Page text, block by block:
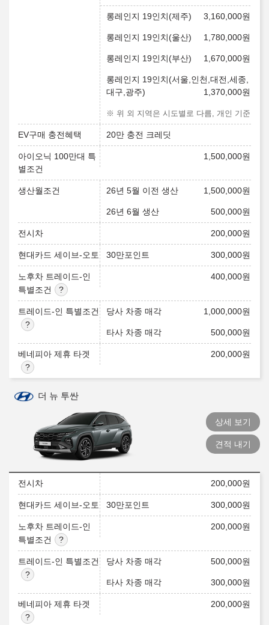
롱레인지 19인치(제주) 3,160,000원
롱레인지 19인치(울산) 1,780,000원
롱레인지 19인치(부산) 1,670,000원
롱레인지 19인치(서울,인천,대전,세종,
대구,광주)
1,370,000원
※ 위 외 지역은 시도별로 다름, 개인 기준
EV구매 충전혜택 20만 충전 크레딧
아이오닉 100만대 특
별조건
1,500,000원
생산월조건 26년 5월 이전 생산 1,500,000원
26년 6월 생산 500,000원
전시차 200,000원
현대카드 세이브-오토 30만포인트 300,000원
노후차 트레이드-인
특별조건
400,000원
트레이드-인 특별조건 당사 차종 매각 1,000,000원
타사 차종 매각 500,000원
베네피아 제휴 타겟 200,000원
더 뉴 투싼
상세 보기
견적 내기
전시차 200,000원
현대카드 세이브-오토 30만포인트 300,000원
노후차 트레이드-인
특별조건
200,000원
트레이드-인 특별조건 당사 차종 매각 500,000원
타사 차종 매각 300,000원
베네피아 제휴 타겟 200,000원